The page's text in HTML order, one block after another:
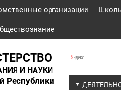
организации
И НАУКИ
Республики